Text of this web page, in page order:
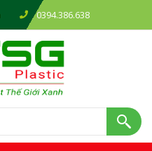
0394.386.638